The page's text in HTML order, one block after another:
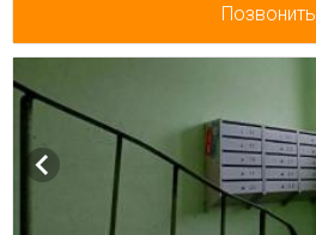
Позвонить